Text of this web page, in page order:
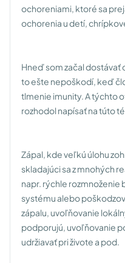
ochoreniami, ktoré sa
ochorenia u detí,
Hneď som začal dostávať
to ešte nepoškodí, keď
tlmenie imunity. A týchto
rozhodol napísať na túto
Zápal, kde veľkú úlohu
skladajúci sa z mnohých
napr. rýchle
systému alebo
zápalu, uvoľňovanie
podporujú, uvoľňovanie
udržiavať pri živote a pod.